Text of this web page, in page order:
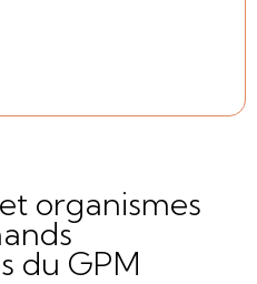
organismes
du GPM